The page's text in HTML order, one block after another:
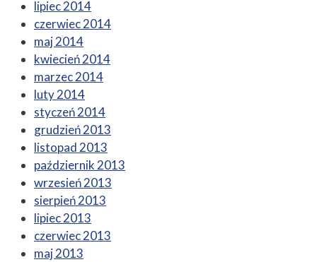
lipiec 2014
czerwiec 2014
maj 2014
kwiecień 2014
marzec 2014
luty 2014
styczeń 2014
grudzień 2013
listopad 2013
październik 2013
wrzesień 2013
sierpień 2013
lipiec 2013
czerwiec 2013
maj 2013